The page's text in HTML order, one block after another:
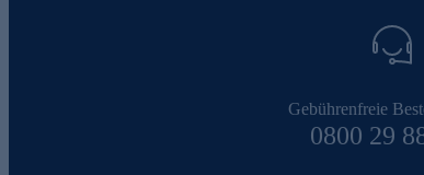
Gebührenfreie
0800 29